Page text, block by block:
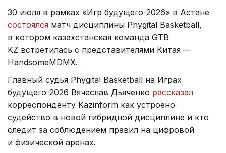
30 июля в рамках «Игр будущего-2026» в Астане
состоялся матч дисциплины Phygital Basketball,
в котором казахстанская команда GTB
KZ встретилась с представителями Китая —
HandsomeMDMX.
Главный судья Phygital Basketball на Играх
будущего-2026 Вячеслав Дьяченко рассказал
корреспонденту Kazinform как устроено
судейство в новой гибридной дисциплине и кто
следит за соблюдением правил на цифровой
и физической аренах.